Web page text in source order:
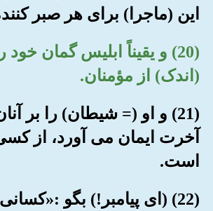
این (ماجرا) برای هر صبر
(20) و یقیناً ابلیس گمان
(اندک) از مؤمنان.
(21) و او (= شیطان) را بر
آخرت ایمان می آورد، از
است.
(22) (ای پیامبر!) بگو